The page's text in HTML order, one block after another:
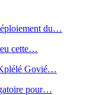
du…
cette…
Kplélé Govié…
pour…